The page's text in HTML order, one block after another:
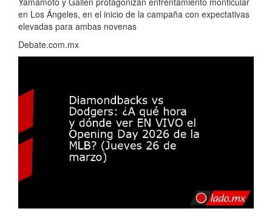
en Los Ángeles, en el inicio de la campaña con expectativas
elevadas para ambas novenas
Debate.com.mx